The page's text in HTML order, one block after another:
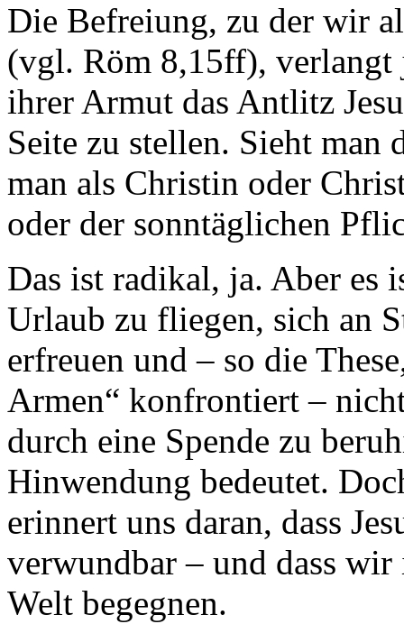
Die Befreiung, zu der wir
(vgl. Röm 8,15ff), verlangt
ihrer Armut das Antlitz
Seite zu stellen. Sieht man
man als Christin oder
oder der sonntäglichen
Das ist radikal, ja. Aber es
Urlaub zu fliegen, sich an
erfreuen und – so die
Armen“ konfrontiert –
durch eine Spende zu
Hinwendung bedeutet.
erinnert uns daran, dass
verwundbar – und dass
Welt begegnen.